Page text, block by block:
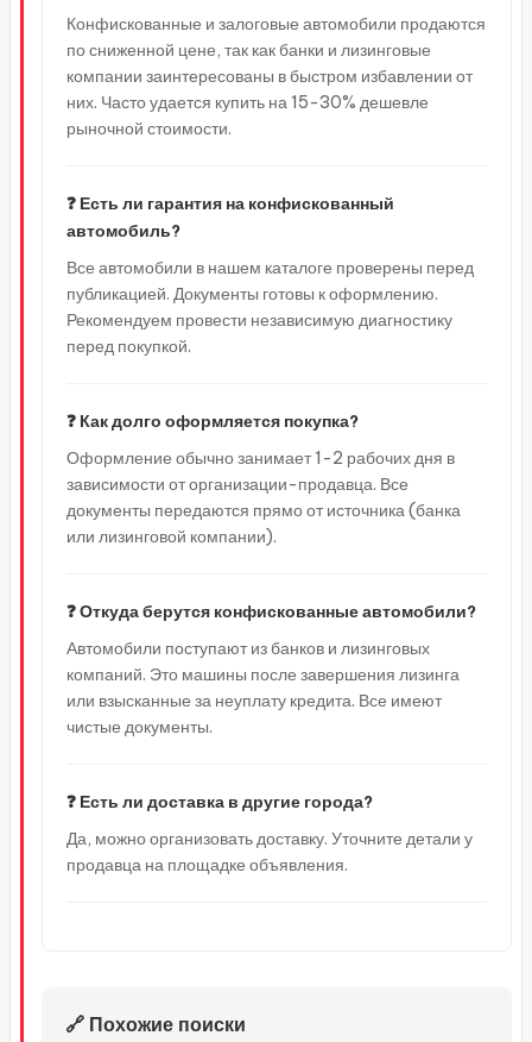
Конфискованные и залоговые автомобили продаются
по сниженной цене, так как банки и лизинговые
компании заинтересованы в быстром избавлении от
них. Часто удается купить на 15-30% дешевле
рыночной стоимости.
❓ Есть ли гарантия на конфискованный
автомобиль?
Все автомобили в нашем каталоге проверены перед
публикацией. Документы готовы к оформлению.
Рекомендуем провести независимую диагностику
перед покупкой.
❓ Как долго оформляется покупка?
Оформление обычно занимает 1-2 рабочих дня в
зависимости от организации-продавца. Все
документы передаются прямо от источника (банка
или лизинговой компании).
❓ Откуда берутся конфискованные автомобили?
Автомобили поступают из банков и лизинговых
компаний. Это машины после завершения лизинга
или взысканные за неуплату кредита. Все имеют
чистые документы.
❓ Есть ли доставка в другие города?
Да, можно организовать доставку. Уточните детали у
продавца на площадке объявления.
🔗 Похожие поиски